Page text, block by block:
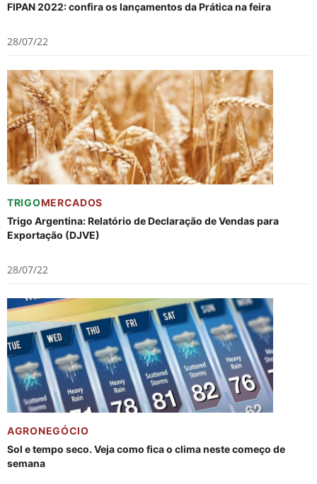
FIPAN 2022: confira os lançamentos da Prática na feira
28/07/22
TRIGOMERCADOS
Trigo Argentina: Relatório de Declaração de Vendas para
Exportação (DJVE)
28/07/22
AGRONEGÓCIO
Sol e tempo seco. Veja como fica o clima neste começo de
semana